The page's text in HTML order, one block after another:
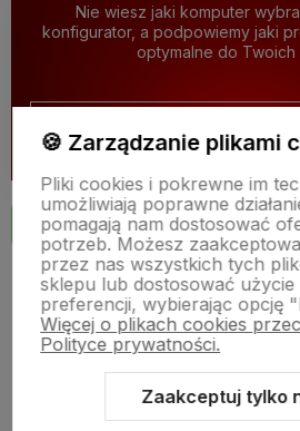
Nie wiesz jaki komputer
konfigurator, a podpowiemy jaki
optymalne do
Wszystkie 12
Komputery
SFF
3
🍪 Zarządzanie plikami
Pliki cookies i pokrewne im
umożliwiają poprawne
pomagają nam dostosować
potrzeb. Możesz
przez nas wszystkich tych
sklepu lub dostosować
preferencji, wybierając opcję
Więcej o plikach cookies
Polityce prywatności.
Zaakceptuj tylko